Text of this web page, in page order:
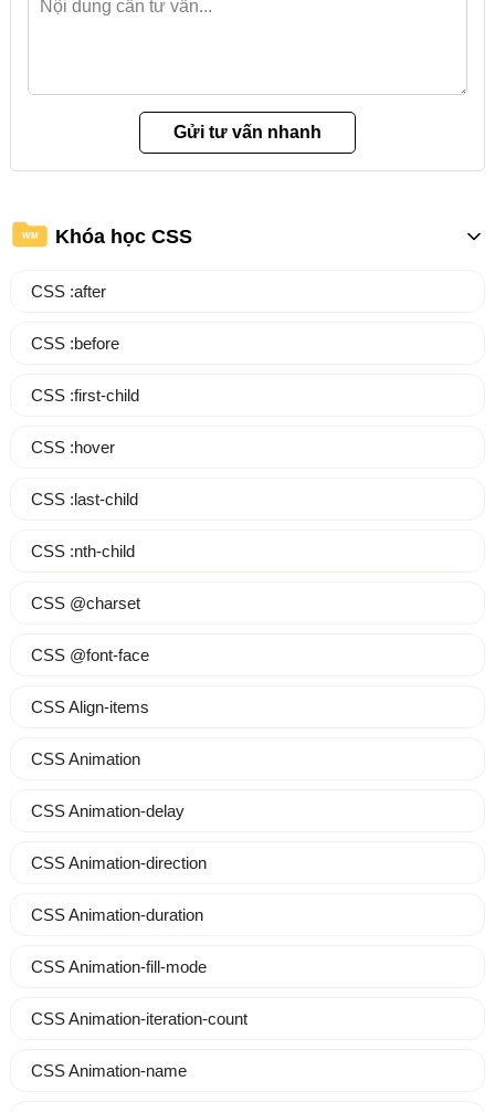
WM Khóa học CSS
CSS :after
CSS :before
CSS :first-child
CSS :hover
CSS :last-child
CSS :nth-child
CSS @charset
CSS @font-face
CSS Align-items
CSS Animation
CSS Animation-delay
CSS Animation-direction
CSS Animation-duration
CSS Animation-fill-mode
CSS Animation-iteration-count
CSS Animation-name